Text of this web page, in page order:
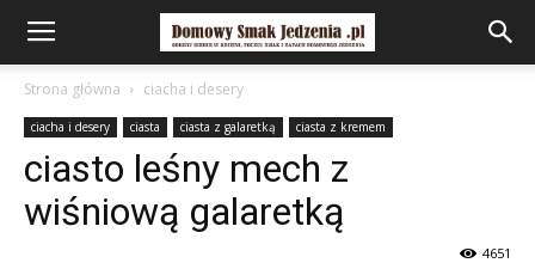
Strona główna ciacha i desery
ciacha i desery ciasta ciasta z galaretką ciasta z kremem
ciasto leśny mech z
wiśniową galaretką
4651